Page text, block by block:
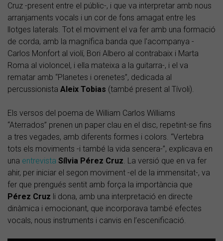
Cruz -present entre el públic-, i que va interpretar amb nous
arranjaments vocals i un cor de fons amagat entre les
llotges laterals. Tot el moviment el va fer amb una formació
de corda, amb la magnífica banda que l'acompanya -
Carlos Monfort al violí, Bori Albero al contrabaix i Marta
Roma al violoncel, i ella mateixa a la guitarra-, i el va
rematar amb “Planetes i orenetes”, dedicada al
percussionista Aleix Tobias (també present al Tívoli).
Els versos del poema de William Carlos Williams
“Aterrados” prenen un paper clau en el disc, repetint-se fins
a tres vegades, amb diferents formes i colors. “Vertebra
tots els moviments -i també la vida sencera-”, explicava en
una entrevista Sílvia Pérez Cruz. La versió que en va fer
ahir, per iniciar el segon moviment -el de la immensitat-, va
fer que prengués sentit amb força la importància que
Pérez Cruz li dona, amb una interpretació en directe
dinàmica i emocionant, que incorporava també efectes
vocals, nous instruments i canvis en l’escenificació.